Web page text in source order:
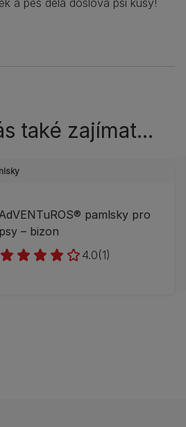
a pes dělá doslova psí kusy!
také zajímat...
AdVENTuROS® pamlsky pro
psy – bizon
4.0(1)